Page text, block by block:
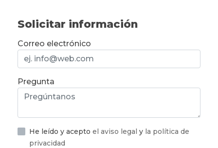
Solicitar información
Correo electrónico
Pregunta
He leído y acepto el aviso legal y la política de
privacidad